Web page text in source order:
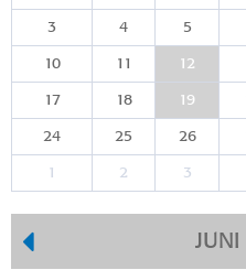
3 4 5
10 11 12
17 18 19
24 25 26
1 2 3